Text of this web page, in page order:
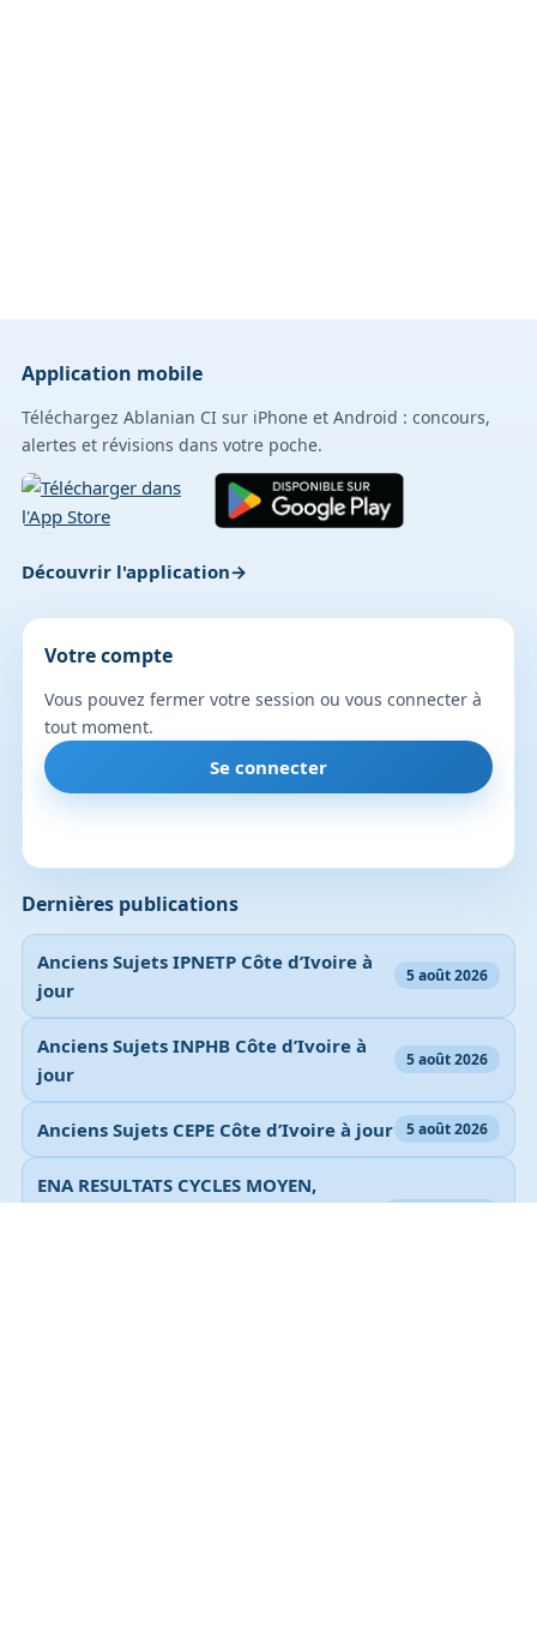
Application mobile
Téléchargez Ablanian CI sur iPhone et Android : concours,
alertes et révisions dans votre poche.
Découvrir l'application
Dernières publications
Anciens Sujets IPNETP Côte d’Ivoire à
jour
5 août 2026
Anciens Sujets INPHB Côte d’Ivoire à
jour
5 août 2026
Anciens Sujets CEPE Côte d’Ivoire à jour 5 août 2026
ENA RESULTATS CYCLES MOYEN,
Votre compte
Vous pouvez fermer votre session ou vous connecter à
tout moment.
Se connecter